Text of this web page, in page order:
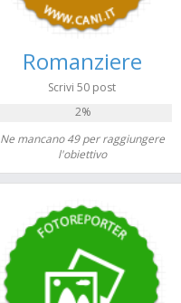
Romanziere
Scrivi 50 post
2%
Ne mancano 49 per raggiungere
l'obiettivo